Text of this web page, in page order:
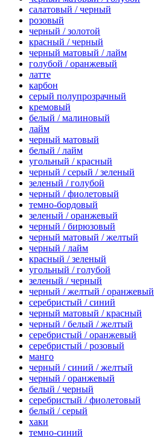
салатовый / черный
розовый
черный / золотой
красный / черный
черный матовый / лайм
голубой / оранжевый
латте
карбон
серый полупрозрачный
кремовый
белый / малиновый
лайм
черный матовый
белый / лайм
угольный / красный
черный / серый / зеленый
зеленый / голубой
черный / фиолетовый
темно-бордовый
зеленый / оранжевый
черный / бирюзовый
черный матовый / желтый
черный / лайм
красный / зеленый
угольный / голубой
зеленый / черный
черный / желтый / оранжевый
серебристый / синий
черный матовый / красный
черный / белый / желтый
серебристый / оранжевый
серебристый / розовый
манго
черный / синий / желтый
черный / оранжевый
белый / черный
серебристый / фиолетовый
белый / серый
хаки
темно-синий